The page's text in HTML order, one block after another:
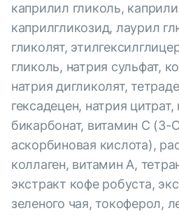
каприлил гликоль,
каприлгликозид, лаурил
гликолят,
гликоль, натрия сульфат,
натрия дигликолят,
гексадецен, натрия цитрат,
бикарбонат, витамин С (3-
аскорбиновая кислота),
коллаген, витамин А,
экстракт кофе робуста,
зеленого чая, токоферол,